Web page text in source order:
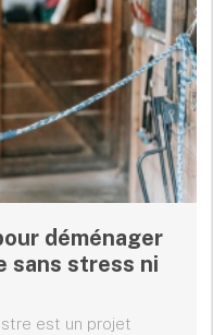
déménager
sans stress ni
est un projet